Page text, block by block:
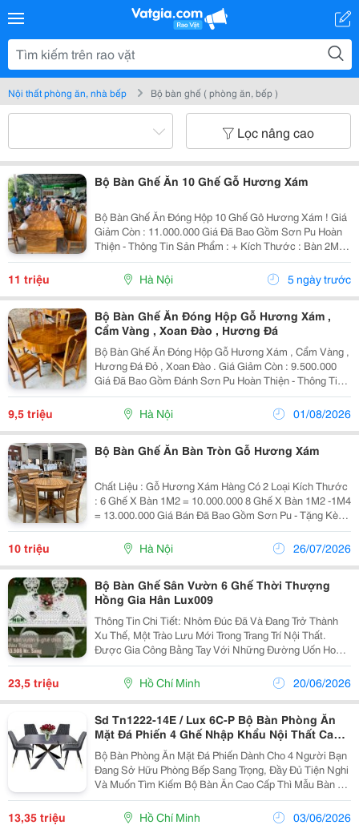
Nội thất phòng ăn, nhà bếp Bộ bàn ghế ( phòng ăn, bếp )
Lọc nâng cao
Bộ Bàn Ghế Ăn 10 Ghế Gỗ Hương Xám
Bộ Bàn Ghế Ăn Đóng Hộp 10 Ghế Gô Hương Xám ! Giá
Giảm Còn : 11.000.000 Giá Đã Bao Gồm Sơn Pu Hoàn
Thiện - Thông Tin Sản Phẩm : + Kích Thước : Bàn 2M4
X 95 X Cao 75 X Dày 20Cm . Ghế 40 X 43 X Cao 45 Chỗ
Ngồi - Chất Liệu : Gỗ Hương Xám , Ngoà
11 triệu Hà Nội 5 ngày trước
Bộ Bàn Ghế Ăn Đóng Hộp Gỗ Hương Xám ,
Cẩm Vàng , Xoan Đào , Hương Đá
Bộ Bàn Ghế Ăn Đóng Hộp Gỗ Hương Xám , Cẩm Vàng ,
Hương Đá Đỏ , Xoan Đào . Giá Giảm Còn : 9.500.000
Giá Đã Bao Gồm Đánh Sơn Pu Hoàn Thiện - Thông Tin
Sản Phẩm : + Hàng Gồm : 6 Ghế + 1 Bàn Tặng Kèm
Kính Bàn Dày 1 Phân + Kích Thước : Bàn Đường
9,5 triệu Hà Nội 01/08/2026
Bộ Bàn Ghế Ăn Bàn Tròn Gỗ Hương Xám
Chất Liệu : Gỗ Hương Xám Hàng Có 2 Loại Kích Thước
: 6 Ghế X Bàn 1M2 = 10.000.000 8 Ghế X Bàn 1M2 -1M4
= 13.000.000 Giá Bán Đã Bao Gồm Sơn Pu - Tặng Kèm
Kính Bàn Khi Mua ~~~ ≫≫≫ Lợi Ích Khi Mua Sản Phẩm :
~~~ Miễn Phí Giao Hàng Bán Kính
10 triệu Hà Nội 26/07/2026
Bộ Bàn Ghế Sân Vườn 6 Ghế Thời Thượng
Hồng Gia Hân Lux009
Thông Tin Chi Tiết: Nhôm Đúc Đã Và Đang Trở Thành
Xu Thế, Một Trào Lưu Mới Trong Trang Trí Nội Thất.
Được Gia Công Bằng Tay Với Những Đường Uốn Hoa
Văn Mỹ Thuật Chuyên Nghiệp Độc Đáo, Màu Sắc Kiểu
Mẫu Đa Dạng Nhưng Không Kém Phần Sang Trọng Cho
23,5 triệu Hồ Chí Minh 20/06/2026
Sd Tn1222-14E / Lux 6C-P Bộ Bàn Phòng Ăn
Mặt Đá Phiến 4 Ghế Nhập Khẩu Nội Thất Capta
Hcm
Bộ Bàn Phòng Ăn Mặt Đá Phiến Dành Cho 4 Người Bạn
Đang Sở Hữu Phòng Bếp Sang Trọng, Đầy Đủ Tiện Nghi
Và Muốn Tìm Kiếm Bộ Bàn Ăn Cao Cấp Thì Mẫu Bàn Ăn
4 Ghế Sau Đây Là Lựa Chọn Tuyệt Vời Cho Không Gian
Phòng Bếp Nhà Bạn. Bộ Bàn Phòng Ăn Mặt Đá...
13,35 triệu Hồ Chí Minh 03/06/2026